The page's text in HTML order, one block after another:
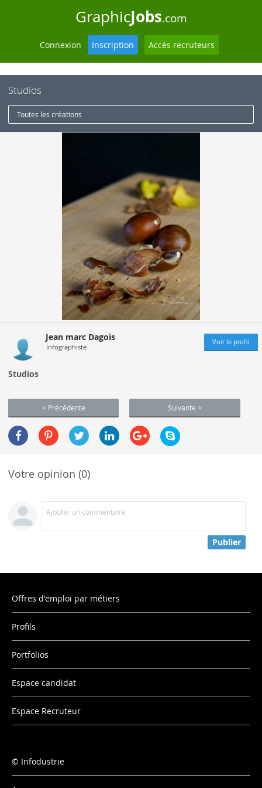
GraphicJobs.com
Connexion Inscription Accès recruteurs
Studios
Toutes les créations
Jean marc Dagois
Infographiste
Voir le profil
Studios
< Précédente Suivante >
Votre opinion (0)
Ajouter un commentaire
Publier
Offres d'emploi par métiers
Profils
Portfolios
Espace candidat
Espace Recruteur
Infodustrie